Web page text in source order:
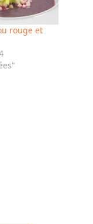
rouge et